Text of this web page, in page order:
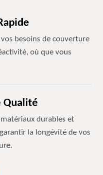
besoins de couverture
où que vous
Qualité
durables et
la longévité de vos